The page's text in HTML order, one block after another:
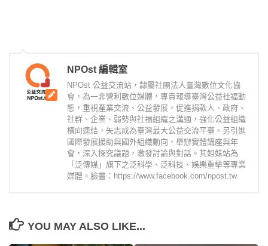
NPOst 編輯室
NPOst 公益交流站，隸屬社團法人臺灣數位文化協
會，為一非營利數位媒體，專責報導臺灣公益社福動
態，重視產業交流、公益發展，促進捐款人、政府、
社群、企業、弱勢與社福組織之溝通，強化公益組織
橫向連結，矢志成為臺灣最大公益交流平臺。另引進
國際發展援助與國外組織動向，舉辦實體講座與年
會，深入探究議題，激發討論與對話。其姐妹站為
「泛傳媒」旗下之泛科學、泛科技、娛樂重擊等專業
媒體。臉書：https://www.facebook.com/npost.tw
YOU MAY ALSO LIKE...